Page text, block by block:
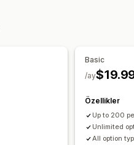
Varyasyon ek ücretleri
Basic
/ay
Özellikler
Up to 200
Unlimited
All option